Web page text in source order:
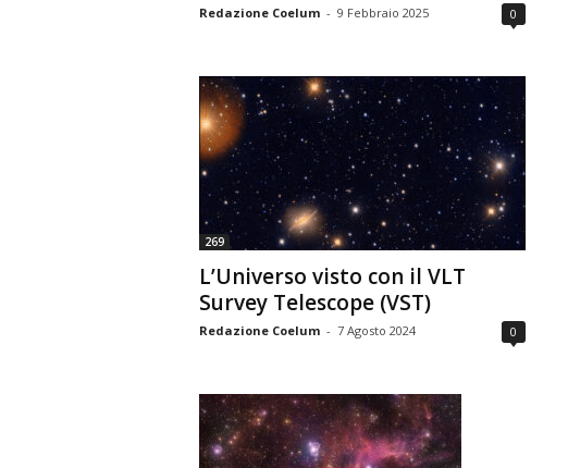
Redazione Coelum - 9 Febbraio 2025 0
269
L’Universo visto con il VLT
Survey Telescope (VST)
Redazione Coelum - 7 Agosto 2024 0